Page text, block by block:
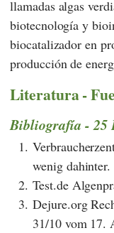
llamadas algas
biotecnología y
biocatalizador en
producción de
Literatura -
Bibliografía - 25
1.
wenig dahinter.
2. Test.de
3. Dejure.org
31/10 vom 17.